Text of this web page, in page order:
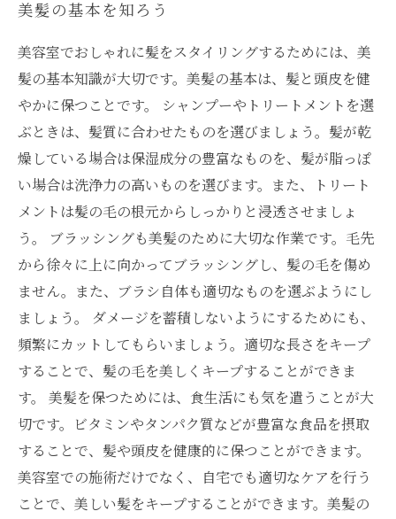
美髪の基本を知ろう
美容室でおしゃれに髪をスタイリングするためには、美
髪の基本知識が大切です。美髪の基本は、髪と頭皮を健
やかに保つことです。 シャンプーやトリートメントを選
ぶときは、髪質に合わせたものを選びましょう。髪が乾
燥している場合は保湿成分の豊富なものを、髪が脂っぽ
い場合は洗浄力の高いものを選びます。また、トリート
メントは髪の毛の根元からしっかりと浸透させましょ
う。 ブラッシングも美髪のために大切な作業です。毛先
から徐々に上に向かってブラッシングし、髪の毛を傷め
ません。また、ブラシ自体も適切なものを選ぶようにし
ましょう。 ダメージを蓄積しないようにするためにも、
頻繁にカットしてもらいましょう。適切な長さをキープ
することで、髪の毛を美しくキープすることができま
す。 美髪を保つためには、食生活にも気を遣うことが大
切です。ビタミンやタンパク質などが豊富な食品を摂取
することで、髪や頭皮を健康的に保つことができます。
美容室での施術だけでなく、自宅でも適切なケアを行う
ことで、美しい髪をキープすることができます。美髪の